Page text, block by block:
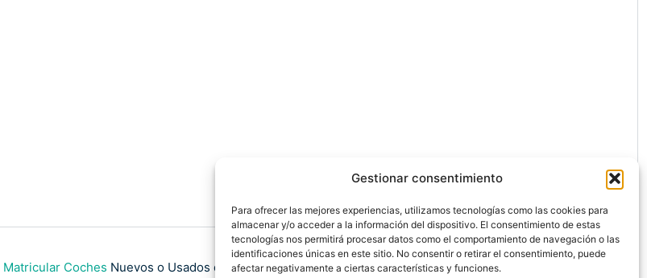
Gestionar consentimiento
Para ofrecer las mejores experiencias, utilizamos tecnologías como las cookies para
almacenar y/o acceder a la información del dispositivo. El consentimiento de estas
tecnologías nos permitirá procesar datos como el comportamiento de navegación o las
identificaciones únicas en este sitio. No consentir o retirar el consentimiento, puede
afectar negativamente a ciertas características y funciones.
Matricular Coches Nuevos o Usados de Importación.